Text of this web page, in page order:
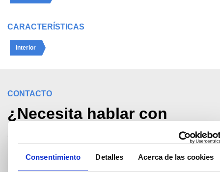
Consentimiento Detalles Acerca de las cookies
CARACTERÍSTICAS
Interior
CONTACTO
¿Necesita hablar con
Llame Apoyo técnico al